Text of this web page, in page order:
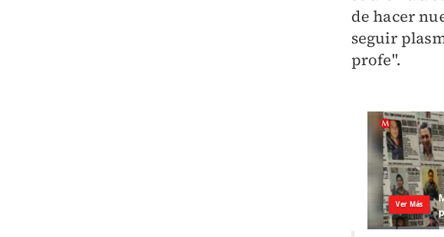
de hacer
seguir
profe".